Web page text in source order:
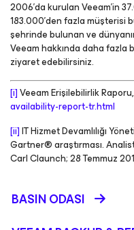
2006’da kurulan Veeam’in
183.000’den fazla müşterisi
şehrinde bulunan ve
Veeam hakkında daha fazla
ziyaret edebilirsiniz.
[i]Veeam Erişilebilirlik
availability-report-tr.html
[ii]IT Hizmet Devamlılığı
Gartner® araştırması.
Carl Claunch; 28 Temmuz
BASIN ODASI